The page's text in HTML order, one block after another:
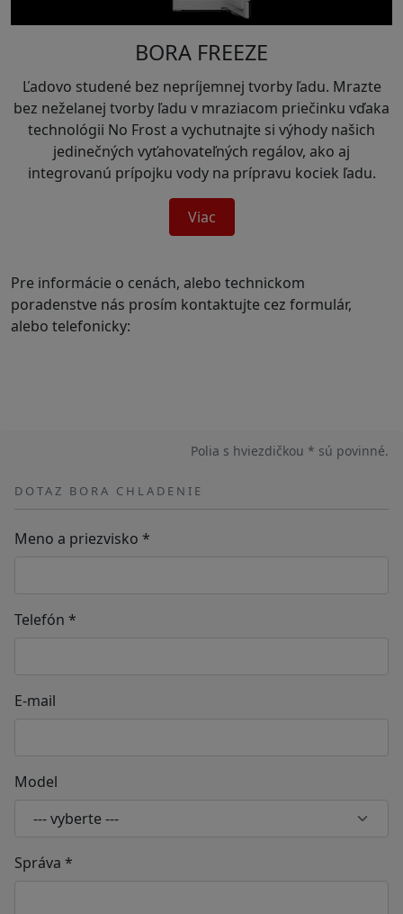
BORA FREEZE
Ľadovo studené bez nepríjemnej tvorby ľadu. Mrazte
bez neželanej tvorby ľadu v mraziacom priečinku vďaka
technológii No Frost a vychutnajte si výhody našich
jedinečných vyťahovateľných regálov, ako aj
integrovanú prípojku vody na prípravu kociek ľadu.
Viac
Pre informácie o cenách, alebo technickom
poradenstve nás prosím kontaktujte cez formulár,
alebo telefonicky:
Polia s hviezdičkou * sú povinné.
DOTAZ BORA CHLADENIE
Meno a priezvisko *
Telefón *
E-mail
Model
Správa *